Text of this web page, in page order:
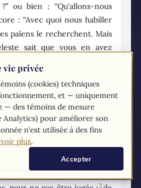
ou bien : “Qu’allons-nous
: “Avec quoi nous habiller
païens le recherchent. Mais
sait que vous en avez
et tout cela vous sera
34 Ne vous faites pas de
: demain aura souci de lui-
jour suffit sa peine.
7
2
vie privée
(cookies) techniques
et — uniquement
— des témoins de mesure
Analytics) pour améliorer son
n'est utilisée à des fins
plus.
Accepter